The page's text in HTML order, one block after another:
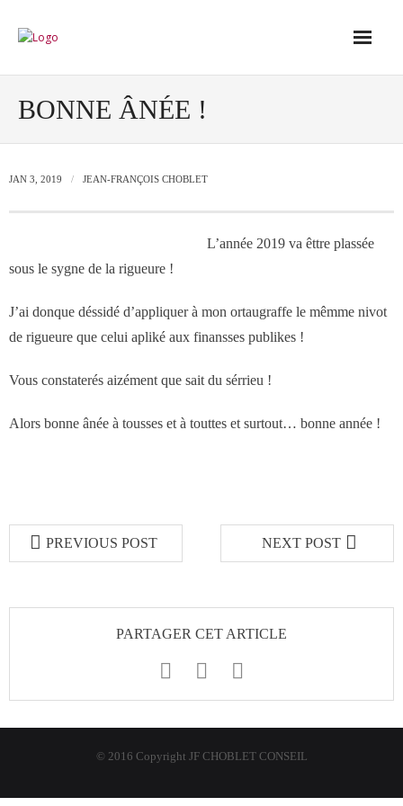
Accueil
Conseil
- Conseil en stratégie commerciale
- Conseil en développement des outils
de vente
- Ingénierie des ressources humaines
des réseaux de vente
- Formations aux techniques de vente
commerciaux
- Formations organisationnelles
Le Cabinet
BONNE ÂNÉE !
JAN 3, 2019 JEAN-FRANÇOIS CHOBLET
L’année 2019 va êttre plassée
sous le sygne de la rigueure !
J’ai donque déssidé d’appliquer à mon ortaugraffe le mêmme nivot
de rigueure que celui apliké aux finansses publikes !
Vous constaterés aizément que sait du sérrieu !
Alors bonne ânée à tousses et à touttes et surtout… bonne année !
PREVIOUS POST NEXT POST
PARTAGER CET ARTICLE
© 2016 Copyright JF CHOBLET CONSEIL